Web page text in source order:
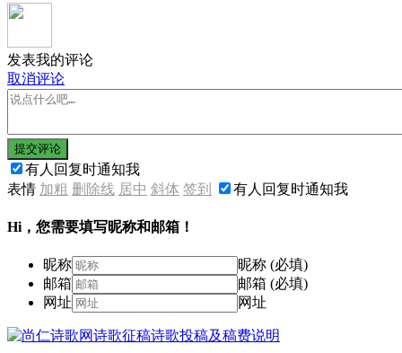
发表我的评论
取消评论
提交评论
有人回复时通知我
表情 加粗 删除线 居中 斜体 签到 有人回复时通知我
Hi，您需要填写昵称和邮箱！
昵称
昵称 (必填)
邮箱
邮箱 (必填)
网址
网址